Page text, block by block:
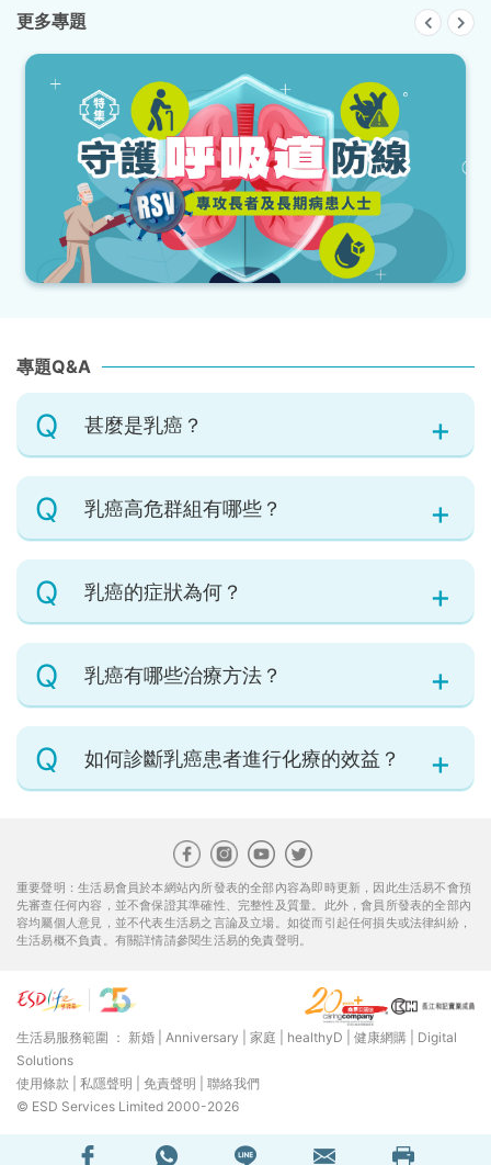
更多專題
專題Q&A
Q 甚麼是乳癌？
Q 乳癌高危群組有哪些？
Q 乳癌的症狀為何？
Q 乳癌有哪些治療方法？
Q 如何診斷乳癌患者進行化療的效益？
重要聲明：生活易會員於本網站內所發表的全部內容為即時更新，因此生活易不會預
先審查任何內容，並不會保證其準確性、完整性及質量。此外，會員所發表的全部內
容均屬個人意見，並不代表生活易之言論及立場。如從而引起任何損失或法律糾紛，
生活易概不負責。有關詳情請參閱生活易的免責聲明。
生活易服務範圍 ： 新婚 Anniversary 家庭 healthyD 健康網購
Digital
Solutions
使用條款
私隱聲明 免責聲明
聯絡我們
© ESD Services Limited 2000-2026